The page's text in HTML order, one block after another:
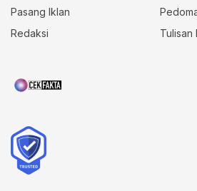
Pasang Iklan
Redaksi
Tulisan